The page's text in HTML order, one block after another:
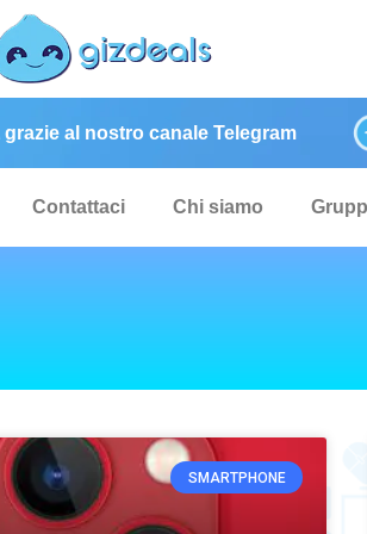
grazie al nostro canale Telegram
Contattaci Chi siamo
SMARTPHONE